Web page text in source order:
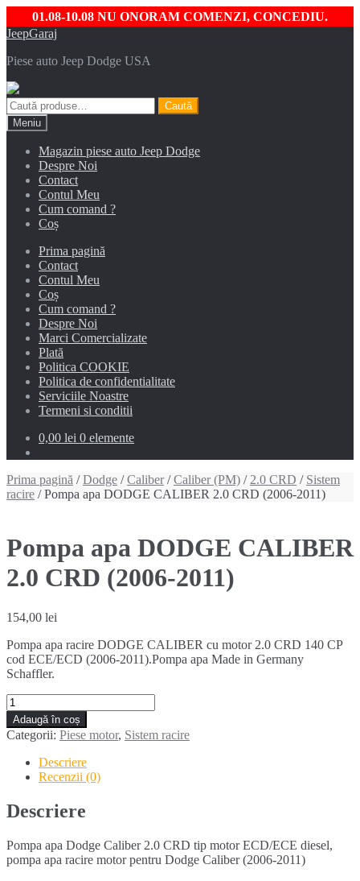
01.08-10.08 NU ONORAM COMENZI, CONCEDIU.
Sari
navigare
Sari
conținut
JeepGaraj
Piese auto Jeep Dodge USA
Caută
după:
Caută
Meniu
Magazin piese auto Jeep Dodge
Despre Noi
Contact
Contul Meu
Cum comand ?
Coș
Prima pagină
Contact
Contul Meu
Coș
Cum comand ?
Despre Noi
Marci Comercializate
Plată
Politica COOKIE
Politica de confidentialitate
Serviciile Noastre
Termeni si conditii
0,00 lei 0 elemente
Prima pagină /Dodge /Caliber/Caliber (PM) / 2.0 CRD / Sistem
racire / Pompa apa DODGE CALIBER 2.0 CRD (2006-2011)
Pompa apa DODGE CALIBER
2.0 CRD (2006-2011)
154,00 lei
Pompa apa racire DODGE CALIBER cu motor 2.0 CRD 140 CP
cod ECE/ECD (2006-2011).Pompa apa Made in Germany
Schaffler.
Cantitate
Pompa
apa
DODGE
CALIBER
(2006-
2011)
Adaugă în coș
Categorii: Piese motor, Sistem racire
Descriere
Recenzii (0)
Descriere
Pompa apa Dodge Caliber 2.0 CRD tip motor ECD/ECE diesel,
pompa apa racire motor pentru Dodge Caliber (2006-2011)